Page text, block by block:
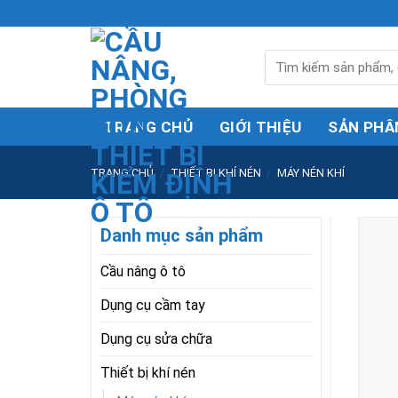
to
kiếm:
TRANG CHỦ GIỚI THIỆU SẢN
TRANG CHỦ / THIẾT BỊ KHÍ NÉN / MÁY NÉN KHÍ
Danh mục sản phẩm
Cầu nâng ô tô
Dụng cụ cầm tay
Dụng cụ sửa chữa
Thiết bị khí nén